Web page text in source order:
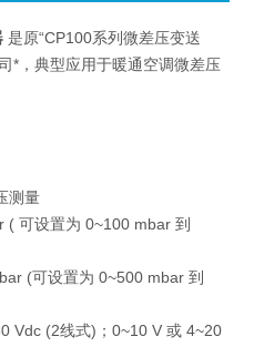
是原“CP100系列微差压变送
*，典型应用于暖通空调微差压
测量
( 可设置为 0~100 mbar 到
(可设置为 0~500 mbar 到
Vdc (2线式)；0~10 V 或 4~20